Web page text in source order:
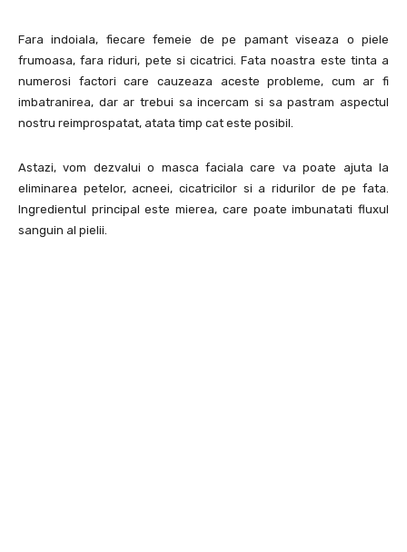
Fara indoiala, fiecare femeie de pe pamant viseaza o piele
frumoasa, fara riduri, pete si cicatrici. Fata noastra este tinta a
numerosi factori care cauzeaza aceste probleme, cum ar fi
imbatranirea, dar ar trebui sa incercam si sa pastram aspectul
nostru reimprospatat, atata timp cat este posibil.
Astazi, vom dezvalui o masca faciala care va poate ajuta la
eliminarea petelor, acneei, cicatricilor si a ridurilor de pe fata.
Ingredientul principal este mierea, care poate imbunatati fluxul
sanguin al pielii.